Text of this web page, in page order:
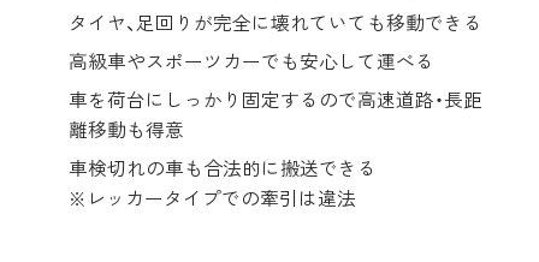
タイヤ、足回りが完全に壊れていても移動できる
高級車やスポーツカーでも安心して運べる
車を荷台にしっかり固定するので高速道路・長距
離移動も得意
車検切れの車も合法的に搬送できる
※レッカータイプでの牽引は違法